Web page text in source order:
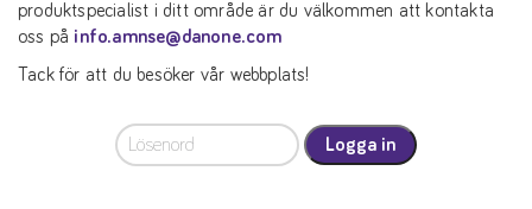
produktspecialist i ditt område är du välkommen att kontakta
oss på info.amnse@danone.com
Tack för att du besöker vår webbplats!
Logga in